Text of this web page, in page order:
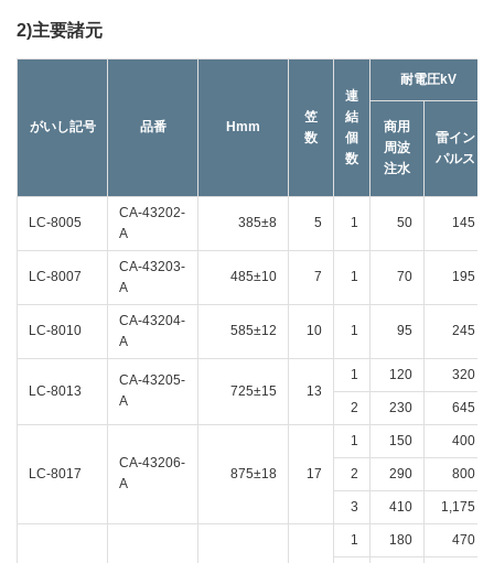
2)主要諸元
がいし記号 品番 Hmm
笠
数
連
結
個
数
耐電圧kV
商用
周波
注水
雷イン
パルス
LC-8005
CA-43202-
A
385±8 5 1 50 145
LC-8007
CA-43203-
A
485±10 7 1 70 195
LC-8010
CA-43204-
A
585±12 10 1 95 245
LC-8013
CA-43205-
A
725±15 13
1 120 320
2 230 645
LC-8017
CA-43206-
A
875±18 17
1 150 400
2 290 800
3 410 1,175
1 180 470